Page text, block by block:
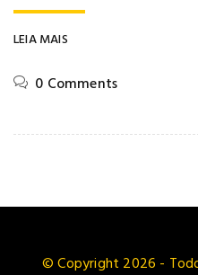
LEIA MAIS
0 Comments
© Copyright 2026 -